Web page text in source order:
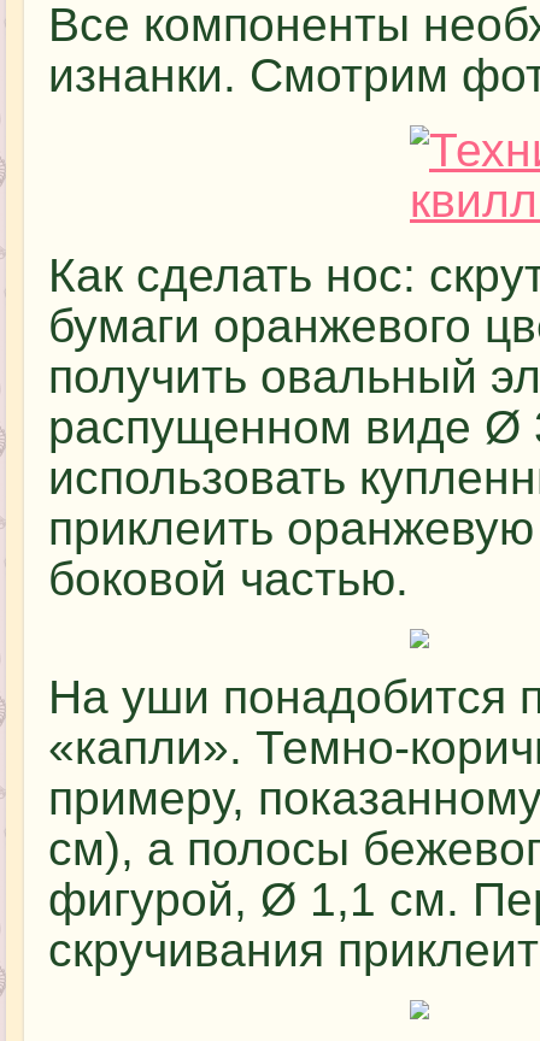
Все компоненты
изнанки. Смотрим
Как сделать нос:
бумаги оранжевого
получить овальный
распущенном виде Ø
использовать
приклеить
боковой частью.
На уши понадобится
«капли». Темно-
примеру,
см), а полосы
фигурой, Ø 1,1 см.
скручивания